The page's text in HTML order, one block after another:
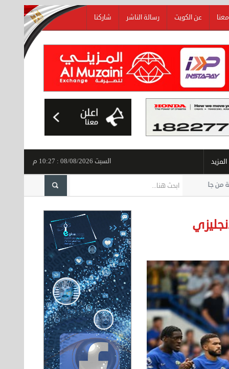
عن الكويت رسالة الناشر شاركنا
المزيد السبت 08/08/2026 : 10:27 م
:::1200 جنيه| ارتقاع كبير في سعر الجنيه الذهب وعيار 21 مفاجأة